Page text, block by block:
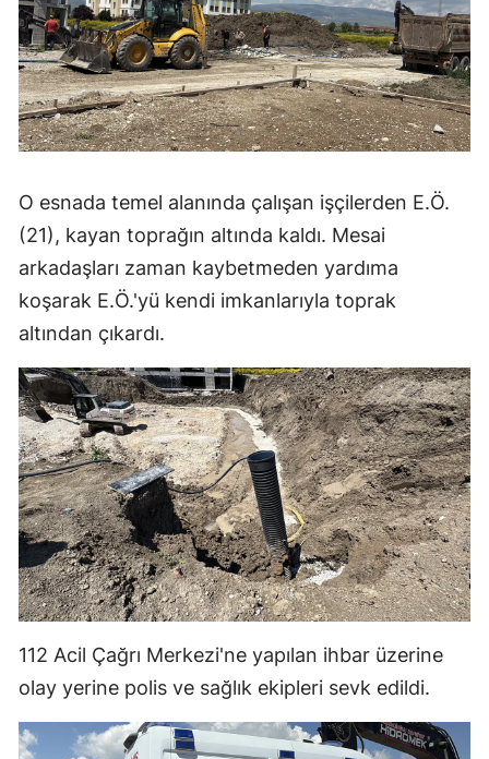
İzmir
Kars
Kastamonu
Kayseri
Kırklareli
Kırşehir
Kocaeli
Kütahya
Malatya
Manisa
Kahramanmaraş
Mardin
Muğla
Muş
Nevşehir
Niğde
O esnada temel alanında çalışan işçilerden E.Ö.
(21), kayan toprağın altında kaldı. Mesai
arkadaşları zaman kaybetmeden yardıma
koşarak E.Ö.'yü kendi imkanlarıyla toprak
altından çıkardı.
112 Acil Çağrı Merkezi'ne yapılan ihbar üzerine
olay yerine polis ve sağlık ekipleri sevk edildi.